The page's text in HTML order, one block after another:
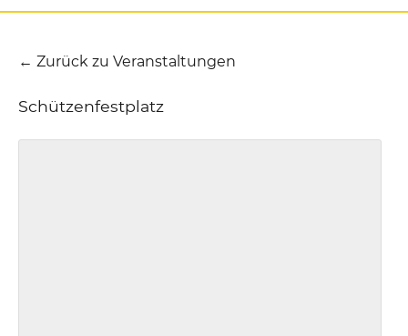
← Zurück zu Veranstaltungen
Schützenfestplatz